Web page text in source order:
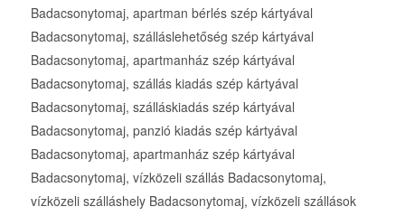
Badacsonytomaj, apartman bérlés szép kártyával
Badacsonytomaj, szálláslehetőség szép kártyával
Badacsonytomaj, apartmanház szép kártyával
Badacsonytomaj, szállás kiadás szép kártyával
Badacsonytomaj, szálláskiadás szép kártyával
Badacsonytomaj, panzió kiadás szép kártyával
Badacsonytomaj, apartmanház szép kártyával
Badacsonytomaj, vízközeli szállás Badacsonytomaj,
vízközeli szálláshely Badacsonytomaj, vízközeli szállások